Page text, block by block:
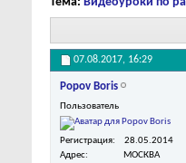
07.08.2017, 16:29
Popov Boris
Пользователь
Регистрация
28.05.2014
Адрес
МОСКВА